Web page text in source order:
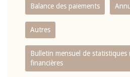
Balance des paiements
Autres
Bulletin mensuel de statistiques
financières